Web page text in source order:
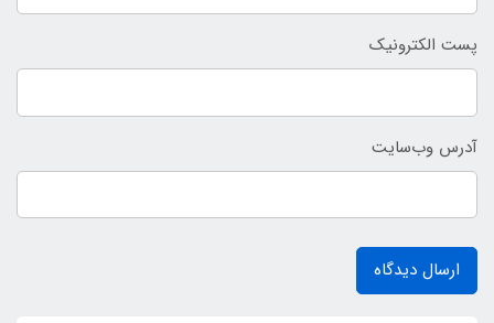
پست الکترونیک
آدرس وب‌سایت
ارسال دیدگاه